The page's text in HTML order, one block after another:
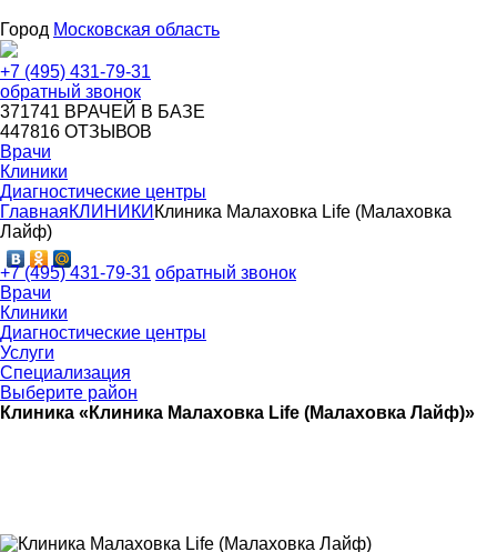
Город Московская область
+7 (495) 431-79-31
обратный звонок
371741 ВРАЧЕЙ В БАЗЕ
447816 ОТЗЫВОВ
Врачи
Клиники
Диагностические центры
ГлавнаяКЛИНИКИ Клиника Малаховка Life (Малаховка
Лайф)
+7 (495) 431-79-31 обратный звонок
Врачи
Клиники
Диагностические центры
Услуги
Специализация
Выберите район
Клиника «Клиника Малаховка Life (Малаховка Лайф)»